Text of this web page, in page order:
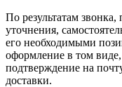
По результатам звонка,
уточнения,
его необходимыми
оформление в том виде,
подтверждение на
доставки.